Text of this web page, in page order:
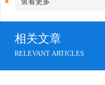
相关文章
RELEVANT ARTICLES